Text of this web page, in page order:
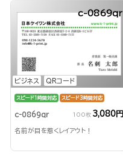
ビジネス QRコード
c-0869qr
スピード1時間対応 スピード3時間対応
c-0869qr 100枚 3,080円
名前が目を惹くレイアウト！